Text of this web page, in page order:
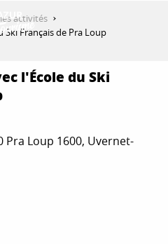
activités
Ski Français de Pra Loup
l'École du Ski
Pra Loup 1600, Uvernet-